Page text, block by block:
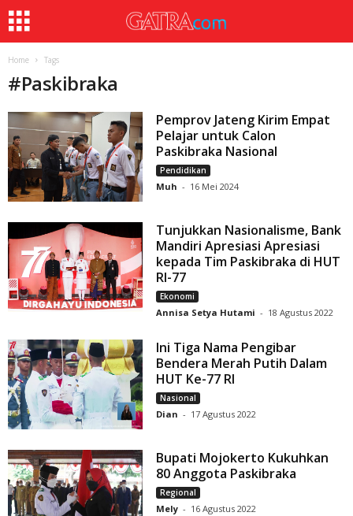
Home Tags
#Paskibraka
Pemprov Jateng Kirim Empat
Pelajar untuk Calon
Paskibraka Nasional
Pendidikan
Muh - 16 Mei 2024
Tunjukkan Nasionalisme, Bank
Mandiri Apresiasi Apresiasi
kepada Tim Paskibraka di HUT
RI-77
Ekonomi
Annisa Setya Hutami - 18 Agustus 2022
Ini Tiga Nama Pengibar
Bendera Merah Putih Dalam
HUT Ke-77 RI
Nasional
Dian - 17 Agustus 2022
Bupati Mojokerto Kukuhkan
80 Anggota Paskibraka
Regional
Mely - 16 Agustus 2022